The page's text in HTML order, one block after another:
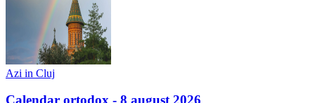
Azi in Cluj
Calendar ortodox - 8 august 2026